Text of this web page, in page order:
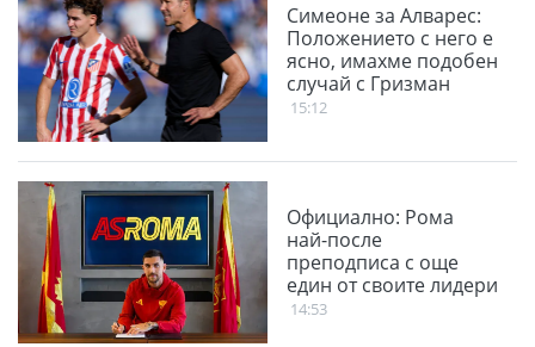
Симеоне за Алварес:
Положението с него е
ясно, имахме подобен
случай с Гризман
15:12
Официално: Рома
най-после
преподписа с още
един от своите лидери
14:53